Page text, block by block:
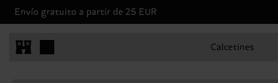
Envío gratuito a partir de 25 EUR
Calcetines